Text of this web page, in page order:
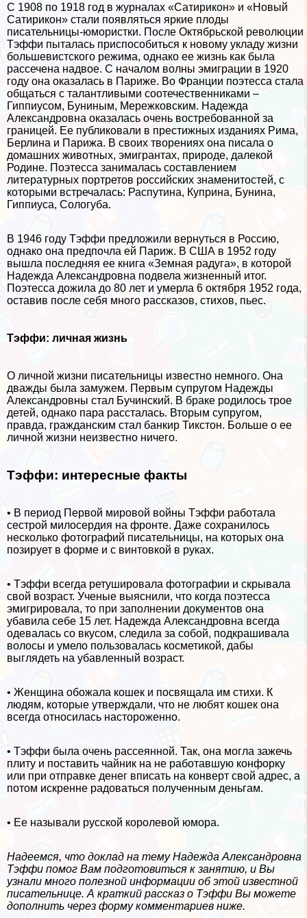
С 1908 по 1918 год в журналах «Сатирикон» и «Новый
Сатирикон» стали появляться яркие плоды
писательницы-юмористки. После Октябрьской революции
Тэффи пыталась приспособиться к новому укладу жизни
большевистского режима, однако ее жизнь как была
рассечена надвое. С началом волны эмиграции в 1920
году она оказалась в Париже. Во Франции поэтесса стала
общаться с талантливыми соотечественниками –
Гиппиусом, Буниным, Мережковским. Надежда
Александровна оказалась очень востребованной за
границей. Ее публиковали в престижных изданиях Рима,
Берлина и Парижа. В своих творениях она писала о
домашних животных, эмигрантах, природе, далекой
Родине. Поэтесса занималась составлением
литературных портретов российских знаменитостей, с
которыми встречалась: Распутина, Куприна, Бунина,
Гиппиуса, Сологуба.
В 1946 году Тэффи предложили вернуться в Россию,
однако она предпочла ей Париж. В США в 1952 году
вышла последняя ее книга «Земная радуга», в которой
Надежда Александровна подвела жизненный итог.
Поэтесса дожила до 80 лет и умерла 6 октября 1952 года,
оставив после себя много рассказов, стихов, пьес.
Тэффи: личная жизнь
О личной жизни писательницы известно немного. Она
дважды была замужем. Первым супругом Надежды
Александровны стал Бучинский. В бpaке родилось трое
детей, однако пара рассталась. Вторым супругом,
правда, гражданским стал банкир Тикстон. Больше о ее
личной жизни неизвестно ничего.
Тэффи: интересные факты
• В период Первой мировой войны Тэффи работала
сестрой милосердия на фронте. Даже сохранилось
несколько фотографий писательницы, на которых она
позирует в форме и с винтовкой в руках.
• Тэффи всегда ретушировала фотографии и скрывала
свой возраст. Ученые выяснили, что когда поэтесса
эмигрировала, то при заполнении документов она
убавила себе 15 лет. Надежда Александровна всегда
одевалась со вкусом, следила за собой, подкрашивала
волосы и умело пользовалась косметикой, дабы
выглядеть на убавленный возраст.
• Женщина обожала кошек и посвящала им стихи. К
людям, которые утверждали, что не любят кошек она
всегда относилась настороженно.
• Тэффи была очень рассеянной. Так, она могла зажечь
плиту и поставить чайник на не работавшую конфорку
или при отправке денег вписать на конверт свой адрес, а
потом искренне радоваться полученным деньгам.
• Ее называли русской королевой юмора.
Надеемся, что доклад на тему Надежда Александровна
Тэффи помог Вам подготовиться к занятию, и Вы
узнали много полезной информации об этой известной
писательнице. А краткий рассказ о Тэффи Вы можете
дополнить через форму комментариев ниже.